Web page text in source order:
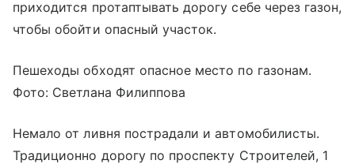
приходится протаптывать дорогу себе через газон,
чтобы обойти опасный участок.
Пешеходы обходят опасное место по газонам.
Фото: Светлана Филиппова
Немало от ливня пострадали и автомобилисты.
Традиционно дорогу по проспекту Строителей, 1